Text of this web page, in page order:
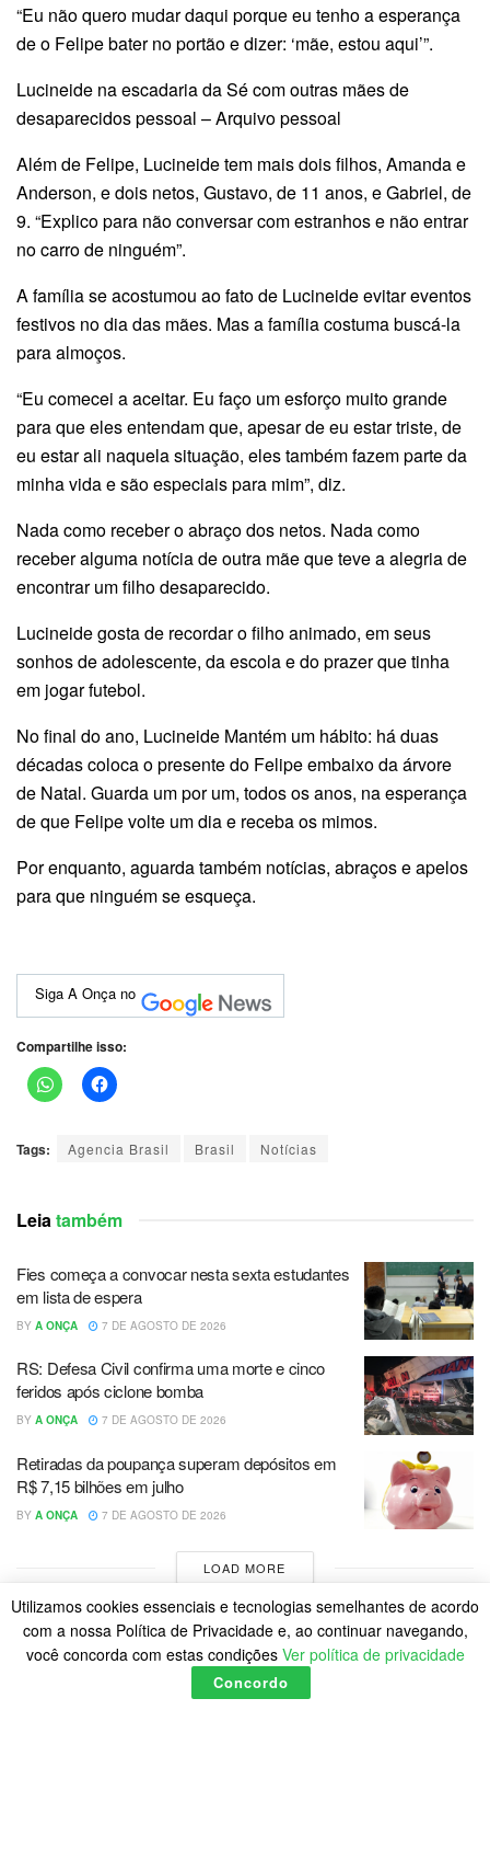
“Eu não quero mudar daqui porque eu tenho a esperança
de o Felipe bater no portão e dizer: ‘mãe, estou aqui’”.
Lucineide na escadaria da Sé com outras mães de
desaparecidos pessoal – Arquivo pessoal
Além de Felipe, Lucineide tem mais dois filhos, Amanda e
Anderson, e dois netos, Gustavo, de 11 anos, e Gabriel, de
9. “Explico para não conversar com estranhos e não entrar
no carro de ninguém”.
A família se acostumou ao fato de Lucineide evitar eventos
festivos no dia das mães. Mas a família costuma buscá-la
para almoços.
“Eu comecei a aceitar. Eu faço um esforço muito grande
para que eles entendam que, apesar de eu estar triste, de
eu estar ali naquela situação, eles também fazem parte da
minha vida e são especiais para mim”, diz.
Nada como receber o abraço dos netos. Nada como
receber alguma notícia de outra mãe que teve a alegria de
encontrar um filho desaparecido.
Lucineide gosta de recordar o filho animado, em seus
sonhos de adolescente, da escola e do prazer que tinha
em jogar futebol.
No final do ano, Lucineide Mantém um hábito: há duas
décadas coloca o presente do Felipe embaixo da árvore
de Natal. Guarda um por um, todos os anos, na esperança
de que Felipe volte um dia e receba os mimos.
Por enquanto, aguarda também notícias, abraços e apelos
para que ninguém se esqueça.
Siga A Onça no
Compartilhe isso:
Tags: Agencia Brasil Brasil Notícias
Leia também
Fies começa a convocar nesta sexta estudantes
em lista de espera
BY A ONÇA 7 DE AGOSTO DE 2026
RS: Defesa Civil confirma uma morte e cinco
feridos após ciclone bomba
BY A ONÇA 7 DE AGOSTO DE 2026
Retiradas da poupança superam depósitos em
R$ 7,15 bilhões em julho
BY A ONÇA 7 DE AGOSTO DE 2026
LOAD MORE
Utilizamos cookies essenciais e tecnologias semelhantes de acordo
com a nossa Política de Privacidade e, ao continuar navegando,
você concorda com estas condições Ver política de privacidade
Concordo